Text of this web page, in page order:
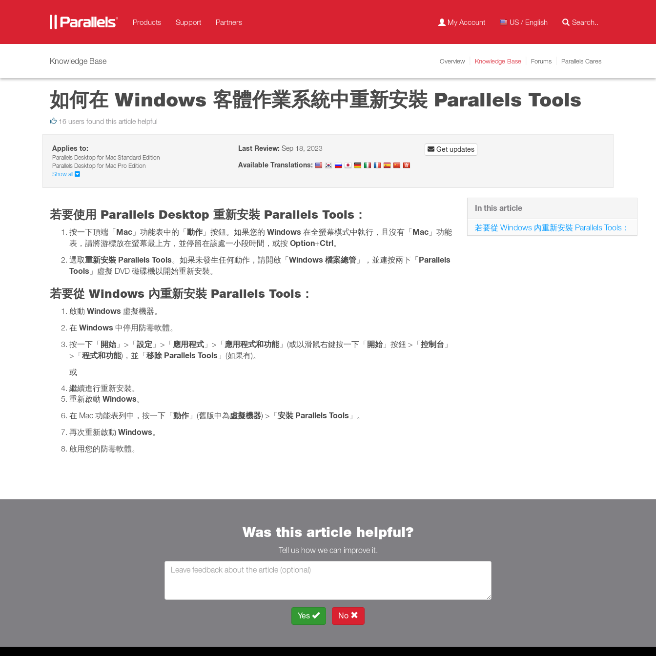
Products Support Partners My Account US / English
Knowledge Base Overview Knowledge Base Forums Parallels Cares
如何在 Windows 客體作業系統中重新安裝 Parallels Tools
16 users found this article helpful
Applies to:
Parallels Desktop for Mac Standard Edition
Parallels Desktop for Mac Pro Edition
Show all
Last Review: Sep 18, 2023
Available Translations:
Get updates
若要使用 Parallels Desktop 重新安裝 Parallels Tools：
按一下頂端「Mac 」功能表中的「動作 」按鈕。如果您的 Windows 在全螢幕模式中執行，且沒有「Mac 」功能
表，請將游標放在螢幕最上方，並停留在該處一小段時間，或按 Option+Ctrl。
選取重新安裝 Parallels Tools。如果未發生任何動作，請開啟「Windows 檔案總管 」，並連按兩下「Parallels
Tools 」虛擬 DVD 磁碟機以開始重新安裝。
若要從 Windows 內重新安裝 Parallels Tools：
啟動 Windows 虛擬機器。
在 Windows 中停用防毒軟體。
按一下「開始」>「設定 」>「應用程式 」>「應用程式和功能」(或以滑鼠右鍵按一下「開始」按鈕 >「控制台 」
>「程式和功能)，並「移除 Parallels Tools 」(如果有)。
或
繼續進行重新安裝。
重新啟動 Windows。
在 Mac 功能表列中，按一下「動作 」(舊版中為虛擬機器) >「安裝 Parallels Tools 」。
再次重新啟動 Windows。
啟用您的防毒軟體。
In this article
若要從 Windows 內重新安裝 Parallels Tools：
Was this article helpful?
Tell us how we can improve it.
Yes No